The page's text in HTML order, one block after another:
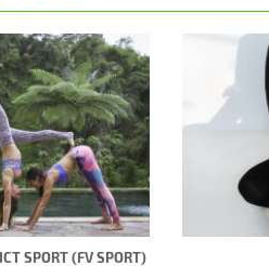
SPORT (FV SPORT)